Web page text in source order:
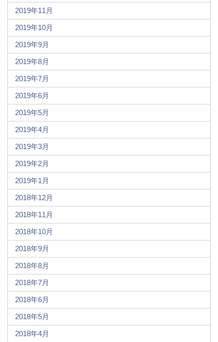
2019年11月
2019年10月
2019年9月
2019年8月
2019年7月
2019年6月
2019年5月
2019年4月
2019年3月
2019年2月
2019年1月
2018年12月
2018年11月
2018年10月
2018年9月
2018年8月
2018年7月
2018年6月
2018年5月
2018年4月